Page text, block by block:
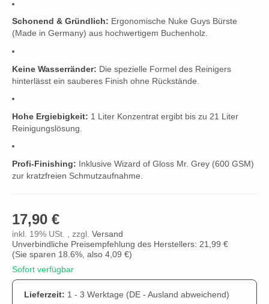
Schonend & Gründlich: Ergonomische Nuke Guys Bürste
(Made in Germany) aus hochwertigem Buchenholz.
Keine Wasserränder: Die spezielle Formel des Reinigers
hinterlässt ein sauberes Finish ohne Rückstände.
Hohe Ergiebigkeit: 1 Liter Konzentrat ergibt bis zu 21 Liter
Reinigungslösung.
Profi-Finishing: Inklusive Wizard of Gloss Mr. Grey (600 GSM)
zur kratzfreien Schmutzaufnahme.
17,90 €
inkl. 19% USt. , zzgl. Versand
Unverbindliche Preisempfehlung des Herstellers: 21,99 €
(Sie sparen 18.6% , also 4,09 €)
Sofort verfügbar
Lieferzeit: 1 - 3 Werktage (DE - Ausland abweichend)